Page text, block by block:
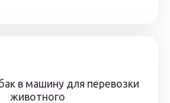
в машину для перевозки
животного